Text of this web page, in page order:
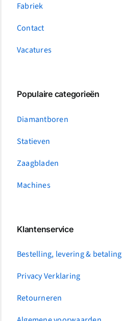
Fabriek
Contact
Vacatures
Populaire categorieën
Diamantboren
Statieven
Zaagbladen
Machines
Klantenservice
Bestelling, levering & betaling
Privacy Verklaring
Retourneren